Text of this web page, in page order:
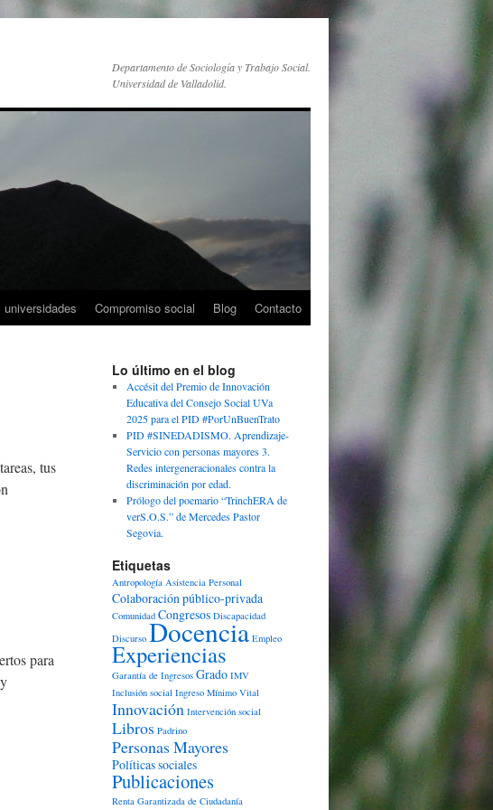
Departamento de Sociología y Trabajo Social.
Universidad de Valladolid.
universidades Compromiso social Blog Contacto
tus
para
Lo último en el blog
Accésit del Premio de Innovación
Educativa del Consejo Social UVa
2025 para el PID #PorUnBuenTrato
PID #SINEDADISMO. Aprendizaje-
Servicio con personas mayores 3.
Redes intergeneracionales contra la
discriminación por edad.
Prólogo del poemario “TrinchERA de
verS.O.S.” de Mercedes Pastor
Segovia.
Etiquetas
Antropología Asistencia Personal
Colaboración público-privada
Comunidad Congresos Discapacidad
Discurso Docencia Empleo
Experiencias
Garantía de Ingresos Grado IMV
Inclusión social Ingreso Mínimo Vital
Innovación Intervención social
Libros Padrino
Personas Mayores
Políticas sociales
Publicaciones
Renta Garantizada de Ciudadanía